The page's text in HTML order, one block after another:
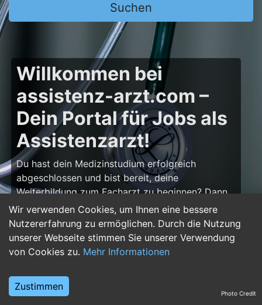
Wir verwenden Cookies, um Ihnen eine bessere
Nutzererfahrung zu ermöglichen. Durch die Nutzung
unserer Webseite stimmen Sie unserer Verwendung
von Cookies zu. Mehr Informationen
Zustimmen
Suchen
Willkommen bei
assistenz-arzt.com –
Dein Portal für Jobs als
Assistenzarzt!
Du hast dein Medizinstudium erfolgreich
abgeschlossen und bist bereit, deine
Weiterbildung zum Facharzt zu beginnen? Dann
bist du aufassistenz-arzt.comgenau richtig!
Hier findest du zahlreiche Stellenangebote für
Assistenzärzte in allen Fachrichtungen – von der
Inneren Medizin über die Chirurgie bis hin zur
deine Karriere im Arztberuf und finde die
passende Klinik oder Praxis für deinen nächstenPhoto Credit